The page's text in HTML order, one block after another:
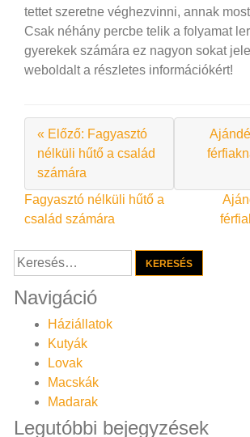
tettet szeretne véghezvinni, annak
Csak néhány percbe telik a folyamat
gyerekek számára ez nagyon sokat
weboldalt a részletes információkért!
« Előző: Fagyasztó
nélküli hűtő a család
számára
Bejegyzés
navigáció
Fagyasztó nélküli hűtő a
család számára
Keresés:
Navigáció
Háziállatok
Kutyák
Lovak
Macskák
Madarak
Legutóbbi bejegyzések